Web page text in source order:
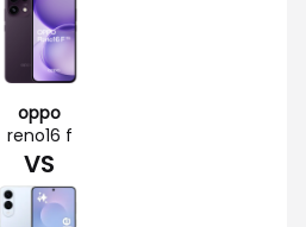
oppo
reno16 f
VS